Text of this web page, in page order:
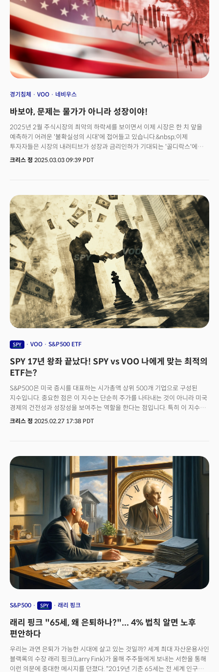
시장에 분산 투자할 수 있게 됐다. 그렇다면 수많은 ETF 중 어떤 상품이 '진짜'
장기 보유에 적합할까? 수십 년 동안 쌓아온 데이터를 바탕으로 검증된 ETF
들은 모두 초저비용과 장기 초과수익을 기록했다는 공통점이 있다. 또한 시장
또는 섹터 전체를 대표해 위기에도 복원력이 높은 구조를 띄고 있다. 지금
소개할 7개의 ETF는 이런 이유로 전세계 투자자들에게 가장 사랑받는
상품이다. 미국의 대표지수부터 글로벌 분산, 기술 성장에 배당 인컴까지
투자자의 성향과 목표에 따라 선택 가능한 장기 전략의 최고 상품을 소개한다.
경기침체 VOO 네비우스
바보야, 문제는 물가가 아니라 성장이야!
2025년 2월 주식시장의 최악의 하락세를 보이면서 이제 시장은 한 치 앞을
예측하기 어려운 '불확실성의 시대'에 접어들고 있습니다.&nbsp;이제
투자자들은 시장의 내러티브가 성장과 금리인하가 기대되는 '골디락스'에서
인플레이션의 고착화와 성장의 둔화가 예상되는 '스태그플레이션'으로 급격히
가지 흐름을 제시합니다.&nbsp;&nbsp;📣 오늘 밀키스레터 내용은?
1️⃣&nbsp;물가가 아니라 성장이 문제다&nbsp;2️⃣&nbsp;엔비디아의 성장
둔화? 새로운 AI 황태자의 출현!3️⃣&nbsp;S&P500 ETF SPY 17년 왕좌
끝났다&nbsp;📢&nbsp;이것 말고도 또 있어요!🚨 놓치면 후회하는 시장의
핵심 시그널🔥 지난주 가장 뜨거웠던 월가 투자의견📆 이번 주 증시 핵심 일정
(Market Watch)
크리스 정 2025.03.03 09:39 PDT
SPY VOO S&P500 ETF
SPY 17년 왕좌 끝났다! SPY vs VOO 나에게 맞는 최적의
ETF는?
S&P500은 미국 증시를 대표하는 시가총액 상위 500개 기업으로 구성된
지수입니다. 중요한 점은 이 지수는 단순히 주가를 나타내는 것이 아니라 미국
경제의 건전성과 성장성을 보여주는 역할을 한다는 점입니다. 특히 이 지수에
포함된 기업들은 미국 전체 시가총액의 80% 이상을 차지할 만큼 막강한
될 가능성이 있는 기업에 투자하는 것을 중요한 전략으로 사용할 정도니 이
지수 자체에 투자하는 것은 그만큼 매력적인 방법입니다. 그렇다면 모든
지수의 왕으로 불리는 S&P500에 투자해야 하는 이유는 크게 세 가지로
압축해 볼 수 있습니다. 1. 장기 상승 추세: S&P500은 단기 변동에도
장기적으로 꾸준히 우상향해 왔습니다. 지난 30년간의 연평균 수익률은 무려
10%에 달합니다. 경기 변동에 따라 등락은 있지만 장기적으로는 미국의 경제
성장과 함께 꾸준한 상승세를 유지하고 있습니다. 2. 높은 안정성과 투자
면역력: S&P500에는 시장에서 독점적 지위와 막강한 브랜드 파워, 그리고
기술 혁신을 앞세운 세계 최고의 기업들이 포진해 있습니다. 이들 기업들은
어려운 환경에도 선전할 수 있는 저력을 지니고 있습니다. 3. 분산투자 효과:
S&P500에 투자한다는 것은 미국 전체 산업과 경제에 베팅한다는 의미와
같습니다. 11개의 다양한 산업 섹터에 나뉜 기업들은 미국 최고의 기업들이며
미국인들의 대다수가 은퇴플랜에 S&P500을 투자하고 있는 만큼 미 정치권은
S&P500의 실적을 민감하게 보고 주가를 끌어올리는 것에 사력을 다하고
투자처로 인식됩니다. 특히 은퇴를 대비하거나 노후 자금 마련을 위한
가장 손쉬운 방법은 바로 ETF를 활용하는 것입니다.
크리스 정 2025.02.27 17:38 PDT
S&P500 SPY 래리 핑크
래리 핑크 "65세, 왜 은퇴하나?"... 4% 법칙 알면 노후
편안하다
우리는 과연 은퇴가 가능한 시대에 살고 있는 것일까? 세계 최대 자산운용사인
블랙록의 수장 래리 핑크(Larry Fink)가 올해 주주들에게 보내는 서한을 통해
이런 의문에 중대한 메시지를 던졌다. "2019년 기준 65세는 전 세계 인구